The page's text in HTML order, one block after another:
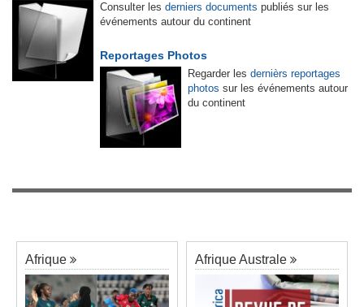
Consulter les derniers documents publiés sur les
événements autour du continent
Reportages Photos
Regarder les dernièrs reportages
photos sur les événements autour
du continent
Afrique Afrique Australe